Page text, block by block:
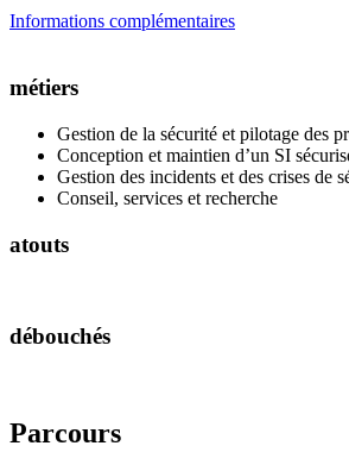
Informations complémentaires
métiers
Gestion de la sécurité et pilotage des
Conception et maintien d’un SI
Gestion des incidents et des crises de
Conseil, services et recherche
atouts
débouchés
Parcours